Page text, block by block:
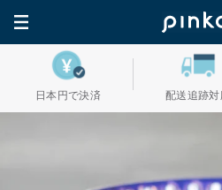
日本円で決済 配送追跡